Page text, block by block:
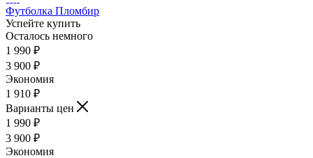
Футболка Пломбир
Успейте купить
Осталось немного
1 990 ₽
3 900 ₽
Экономия
1 910 ₽
Варианты цен
1 990 ₽
3 900 ₽
Экономия